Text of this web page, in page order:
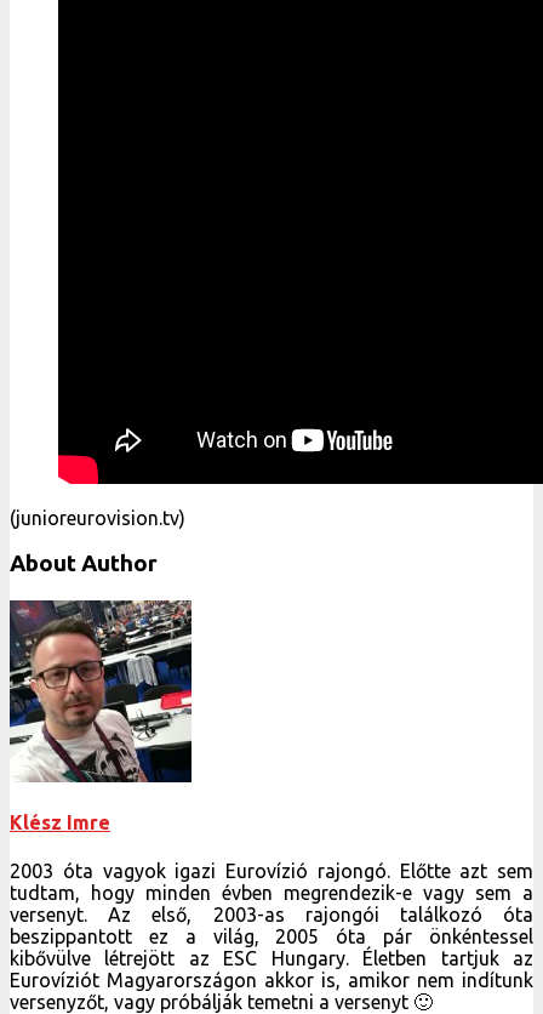
(junioreurovision.tv)
About Author
Klész Imre
2003 óta vagyok igazi Eurovízió rajongó. Előtte azt sem
tudtam, hogy minden évben megrendezik-e vagy sem a
versenyt. Az első, 2003-as rajongói találkozó óta
beszippantott ez a világ, 2005 óta pár önkéntessel
kibővülve létrejött az ESC Hungary. Életben tartjuk az
Eurovíziót Magyarországon akkor is, amikor nem indítunk
versenyzőt, vagy próbálják temetni a versenyt 🙂